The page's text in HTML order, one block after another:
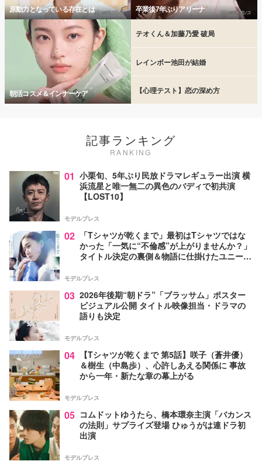
原動力となっている存在とは 卒業後7年ぶりアリーナ
朝活コスメ＆インナーケア
テオくん＆加藤乃愛 破局
レインボー池田が結婚
【心理テスト】恋の深め方
記事ランキング
RANKING
01 小栗旬、5年ぶり民放ドラマレギュラー出演 横
浜流星と唯一無二の異色のバディで初共演
【LOST10】
モデルプレス
02
「Tシャツが乾くまで」最初はTシャツではな
かった「一気に“不倫感”が上がりませんか？」
タイトル決定の裏側＆物語に仕掛けたユニーク
モデルプレス
03 2026年後期“朝ドラ”「ブラッサム」ポスター
ビジュアル公開 タイトル映像担当・ドラマの
語りも決定
モデルプレス
04
【Tシャツが乾くまで 第5話】咲子（蒼井優）
＆樹生（中島歩）、心許しあえる関係に 事故
から一年・新たな章の幕上がる
モデルプレス
05 コムドットゆうたら、橋本環奈主演「バカンス
の法則」サプライズ登場 ひゅうがは連ドラ初
出演
モデルプレス